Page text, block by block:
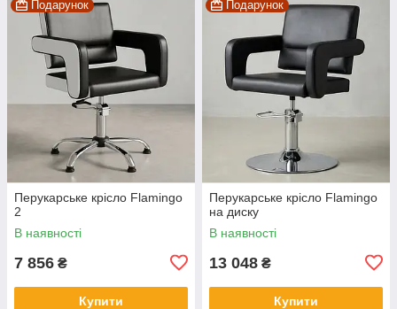
Подарунок
Перукарське крісло Flamingo
2
В наявності
7 856 ₴
Купити
Подарунок
Перукарське крісло Flamingo
на диску
В наявності
13 048 ₴
Купити